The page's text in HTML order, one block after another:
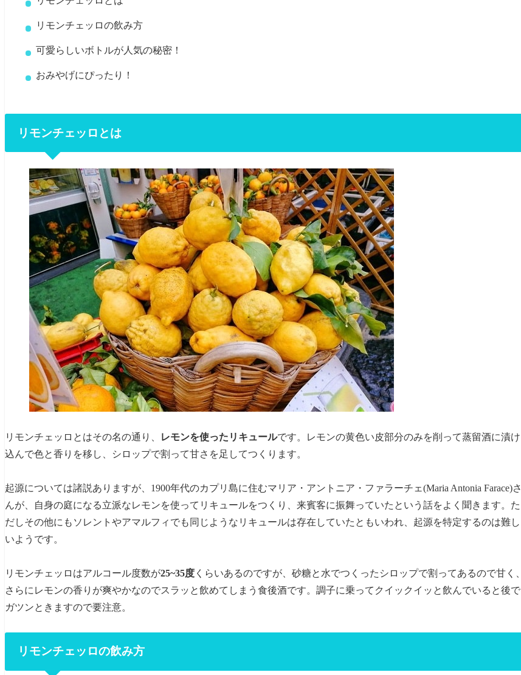
リモンチェッロの飲み方
可愛らしいボトルが人気の秘密！
おみやげにぴったり！
リモンチェッロとは
リモンチェッロとはその名の通り、 レモンを使ったリキュールです。レモンの黄色い皮部分のみを削って蒸留酒に漬け
込んで色と香りを移し、シロップで割って甘さを足してつくります。
起源については諸説ありますが、1900年代のカプリ島に住むマリア・アントニア・ファラーチェ(Maria Antonia Farace)さ
んが、自身の庭になる立派なレモンを使ってリキュールをつくり、来賓客に振舞っていたという話をよく聞きます。た
だしその他にもソレントやアマルフィでも同じようなリキュールは存在していたともいわれ、起源を特定するのは難し
いようです。
リモンチェッロはアルコール度数が25~35度 くらいあるのですが、砂糖と水でつくったシロップで割ってあるので甘く、
さらにレモンの香りが爽やかなのでスラッと飲めてしまう食後酒です。調子に乗ってクイックイッと飲んでいると後で
ガツンときますので要注意。
リモンチェッロの飲み方